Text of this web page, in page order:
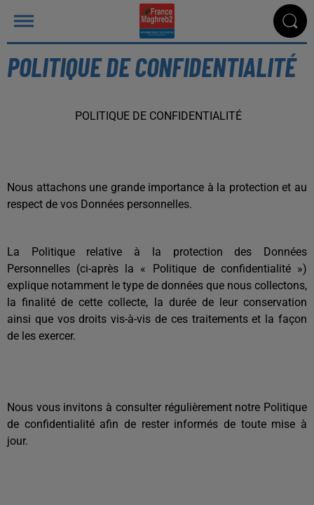
POLITIQUE DE CONFIDENTIALITÉ
POLITIQUE DE CONFIDENTIALITÉ
Nous attachons une grande importance à la protection et au
respect de vos Données personnelles.
La Politique relative à la protection des Données
Personnelles (ci-après la « Politique de confidentialité »)
explique notamment le type de données que nous collectons,
la finalité de cette collecte, la durée de leur conservation
ainsi que vos droits vis-à-vis de ces traitements et la façon
de les exercer.
Nous vous invitons à consulter régulièrement notre Politique
de confidentialité afin de rester informés de toute mise à
jour.